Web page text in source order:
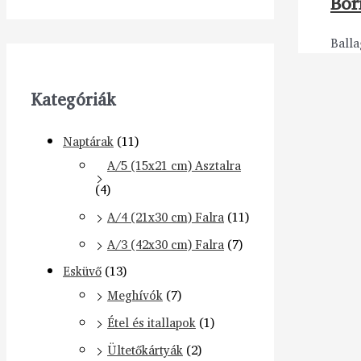
Kategóriák
Naptárak (11)
A/5 (15x21 cm) Asztalra
(4)
A/4 (21x30 cm) Falra (11)
A/3 (42x30 cm) Falra (7)
Esküvő (13)
Meghívók (7)
Étel és itallapok (1)
Ültetőkártyák (2)